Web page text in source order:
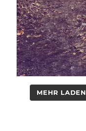
MEHR LADEN